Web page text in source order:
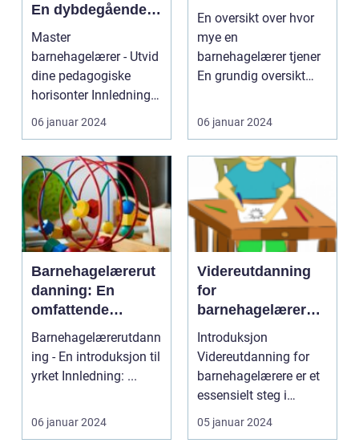
En dybdegående
oversikt
Master
barnehagelærer - Utvid
dine pedagogiske
horisonter Innledning:
...
06 januar 2024
En oversikt over hvor
mye en
barnehagelærer tjener
En grundig oversikt
barnehagelæ...
06 januar 2024
Barnehagelærerut
danning: En
omfattende
veiledning for
fremtidige
barnehagelærere
Barnehagelærerutdann
ing - En introduksjon til
yrket Innledning: ...
06 januar 2024
Videreutdanning
for
barnehagelærere:
En dyptgående
oversikt
Introduksjon
Videreutdanning for
barnehagelærere er et
essensielt steg i
utviklingen av
kompetansen...
05 januar 2024